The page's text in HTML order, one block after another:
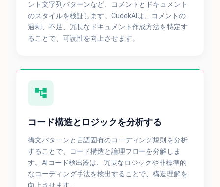
ント文字列パターンなど、コメントとドキュメント
のスタイルを検証します。CudekAIは、コメントの
過剰、不足、冗長なドキュメント作成方法を特定す
ることで、可読性を向上させます。
コード構造とロジックを分析する
構文パターンと言語固有のコーディング規則を分析
することで、コード構造と論理フローを分解しま
す。AIコード検出器は、冗長なロジックや非標準的
なコーディング手法を検出することで、構造理解を
向上させます。